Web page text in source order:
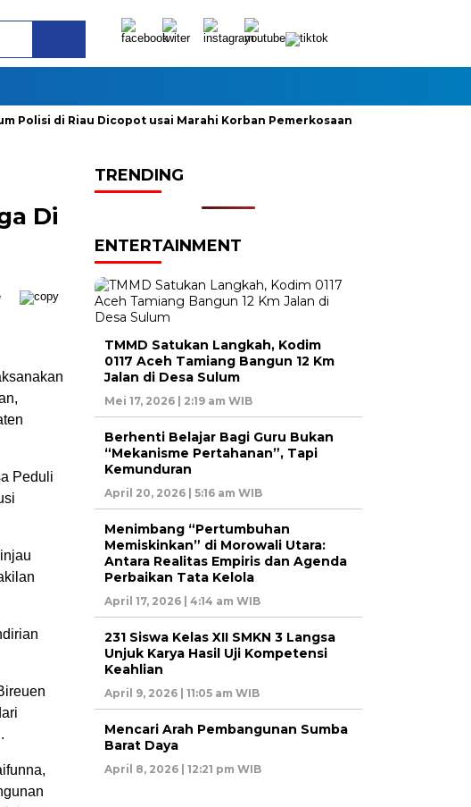
di Riau Dicopot usai Marahi Korban Pemerkosaan
Di
Peduli
TRENDING
ENTERTAINMENT
TMMD Satukan Langkah, Kodim
0117 Aceh Tamiang Bangun 12 Km
Jalan di Desa Sulum
Mei 17, 2026 | 2:19 am WIB
Berhenti Belajar Bagi Guru Bukan
“Mekanisme Pertahanan”, Tapi
Kemunduran
April 20, 2026 | 5:16 am WIB
Menimbang “Pertumbuhan
Memiskinkan” di Morowali Utara:
Antara Realitas Empiris dan Agenda
Perbaikan Tata Kelola
April 17, 2026 | 4:14 am WIB
231 Siswa Kelas XII SMKN 3 Langsa
Unjuk Karya Hasil Uji Kompetensi
Keahlian
April 9, 2026 | 11:05 am WIB
Mencari Arah Pembangunan Sumba
Barat Daya
April 8, 2026 | 12:21 pm WIB